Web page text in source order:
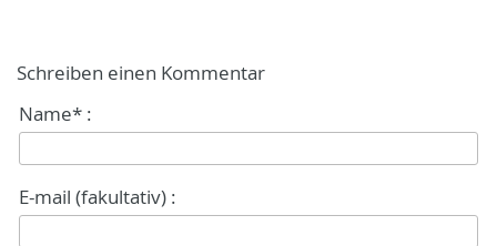
Schreiben einen Kommentar
Name* :
E-mail (fakultativ) :